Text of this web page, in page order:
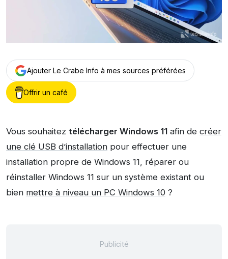
Ajouter Le Crabe Info à mes sources préférées
Offrir un café
Vous souhaitez télécharger Windows 11 afin de créer
une clé USB d’installation pour effectuer une
installation propre de Windows 11, réparer ou
réinstaller Windows 11 sur un système existant ou
bien mettre à niveau un PC Windows 10 ?